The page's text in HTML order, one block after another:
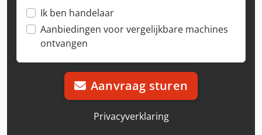
Ik ben handelaar
Aanbiedingen voor vergelijkbare machines
ontvangen
Aanvraag sturen
Privacyverklaring